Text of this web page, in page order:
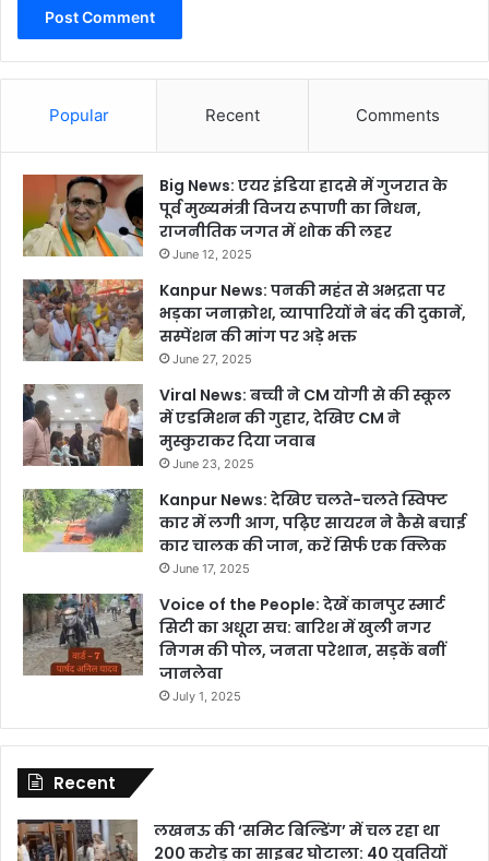
Popular Recent Comments
Big News: एयर इंडिया हादसे में गुजरात के
पूर्व मुख्यमंत्री विजय रूपाणी का निधन,
राजनीतिक जगत में शोक की लहर
June 12, 2025
Kanpur News: पनकी महंत से अभद्रता पर
भड़का जनाक्रोश, व्यापारियों ने बंद की दुकानें,
सस्पेंशन की मांग पर अड़े भक्त
June 27, 2025
Viral News: बच्ची ने CM योगी से की स्कूल
में एडमिशन की गुहार, देखिए CM ने
मुस्कुराकर दिया जवाब
June 23, 2025
Kanpur News: देखिए चलते-चलते स्विफ्ट
कार में लगी आग, पढ़िए सायरन ने कैसे बचाई
कार चालक की जान, करें सिर्फ एक क्लिक
June 17, 2025
Voice of the People: देखें कानपुर स्मार्ट
सिटी का अधूरा सच: बारिश में खुली नगर
निगम की पोल, जनता परेशान, सड़कें बनीं
जानलेवा
July 1, 2025
Recent
लखनऊ की ‘समिट बिल्डिंग’ में चल रहा था
200 करोड़ का साइबर घोटाला: 40 युवतियों